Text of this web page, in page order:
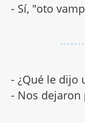
- Sí, "oto
- ¿Qué le dijo
- Nos dejaron